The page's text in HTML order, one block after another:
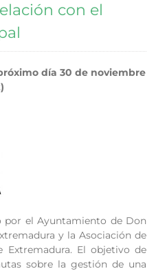
con el
día 30 de noviembre
por el Ayuntamiento de Don
y la Asociación de
Extremadura. El objetivo de
sobre la gestión de una